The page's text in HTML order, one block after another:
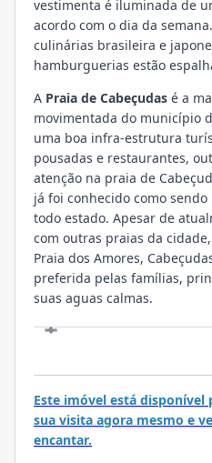
vestimenta é iluminada de
acordo com o dia da
culinárias brasileira e
hamburguerias estão
A Praia de Cabeçudas é a
movimentada do município
uma boa infra-estrutura
pousadas e restaurantes,
atenção na praia de
já foi conhecido como
todo estado. Apesar de
com outras praias da
Praia dos Amores,
preferida pelas famílias,
suas aguas calmas.
Este imóvel está disponível
sua visita agora mesmo e
encantar.